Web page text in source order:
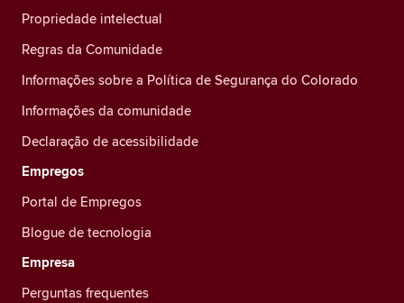
Propriedade intelectual
Regras da Comunidade
Informações sobre a Política de Segurança do Colorado
Informações da comunidade
Declaração de acessibilidade
Empregos
Portal de Empregos
Blogue de tecnologia
Empresa
Perguntas frequentes